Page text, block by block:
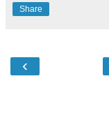
Share
‹